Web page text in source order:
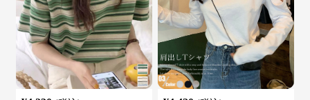
¥4,230 (税込) ¥4,420 (税込)